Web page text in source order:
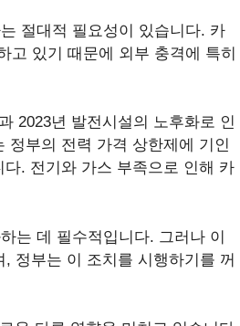
절대적 필요성이 있습니다. 카
고 있기 때문에 외부 충격에 특히
2023년 발전시설의 노후화로 인
정부의 전력 가격 상한제에 기인
. 전기와 가스 부족으로 인해 카
는 데 필수적입니다. 그러나 이
정부는 이 조치를 시행하기를 꺼